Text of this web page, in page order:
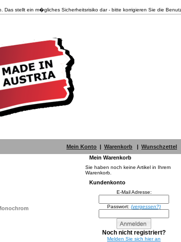
stellt ein m�gliches Sicherheitsrisiko dar - bitte korrigieren Sie die
Mein Konto | Warenkorb | Wunschzettel
Mein Warenkorb
Sie haben noch keine Artikel in Ihrem
Warenkorb.
Kundenkonto
E-Mail Adresse:
Passwort: (vergessen?)
Noch nicht registriert?
Melden Sie sich hier an